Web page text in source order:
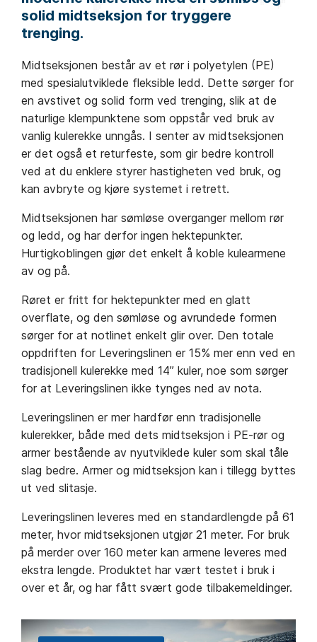
solid midtseksjon for tryggere
trenging.
Midtseksjonen består av et rør i polyetylen (PE)
med spesialutviklede fleksible ledd. Dette sørger for
en avstivet og solid form ved trenging, slik at de
naturlige klempunktene som oppstår ved bruk av
vanlig kulerekke unngås. I senter av midtseksjonen
er det også et returfeste, som gir bedre kontroll
ved at du enklere styrer hastigheten ved bruk, og
kan avbryte og kjøre systemet i retrett.
Midtseksjonen har sømløse overganger mellom rør
og ledd, og har derfor ingen hektepunkter.
Hurtigkoblingen gjør det enkelt å koble kulearmene
av og på.
Røret er fritt for hektepunkter med en glatt
overflate, og den sømløse og avrundede formen
sørger for at notlinet enkelt glir over. Den totale
oppdriften for Leveringslinen er 15% mer enn ved en
tradisjonell kulerekke med 14’’ kuler, noe som sørger
for at Leveringslinen ikke tynges ned av nota.
Leveringslinen er mer hardfør enn tradisjonelle
kulerekker, både med dets midtseksjon i PE-rør og
armer bestående av nyutviklede kuler som skal tåle
slag bedre. Armer og midtseksjon kan i tillegg byttes
ut ved slitasje.
Leveringslinen leveres med en standardlengde på 61
meter, hvor midtseksjonen utgjør 21 meter. For bruk
på merder over 160 meter kan armene leveres med
ekstra lengde. Produktet har vært testet i bruk i
over et år, og har fått svært gode tilbakemeldinger.